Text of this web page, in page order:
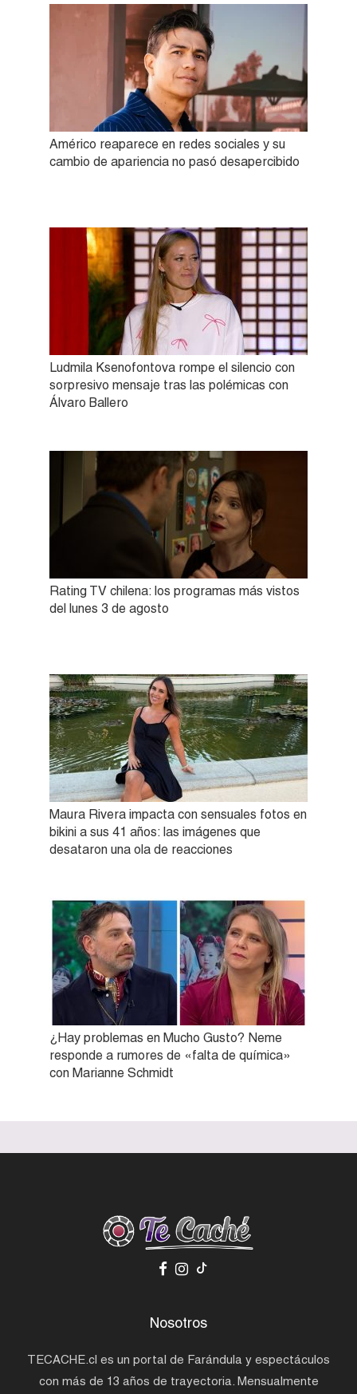
Américo reaparece en redes sociales y su
cambio de apariencia no pasó desapercibido
Ludmila Ksenofontova rompe el silencio con
sorpresivo mensaje tras las polémicas con
Álvaro Ballero
Rating TV chilena: los programas más vistos
del lunes 3 de agosto
Maura Rivera impacta con sensuales fotos en
bikini a sus 41 años: las imágenes que
desataron una ola de reacciones
¿Hay problemas en Mucho Gusto? Neme
responde a rumores de «falta de química»
con Marianne Schmidt
Nosotros
TECACHE.cl es un portal de Farándula y espectáculos
con más de 13 años de trayectoria. Mensualmente